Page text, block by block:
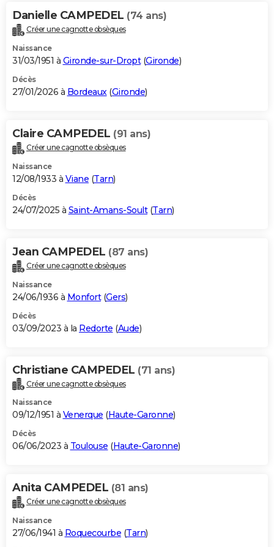
Carte de Noël
Carte Bonne année
Carte Saint-Valentin
Carte Pâques
Carte d'anniversaire
DICTIONNAIRE
Dictionnaire
Biographies
Citations
Expressions
Proverbes
PROGRAMME TV
S'inscrire
Se connecter
Lycées
Collèges
Primaires
Universités
Entreprises
Service militaire
Avis de recherche
AVIS DE DÉCÈS
Bricolage
Lifestyle
Culture
Sport
Auto
Television
Voyage
Cinema
Danielle CAMPEDEL (74 ans)
Créer une cagnotte obsèques
Naissance
31/03/1951 à Gironde-sur-Dropt(Gironde)
Décès
27/01/2026 à Bordeaux(Gironde)
Claire CAMPEDEL (91 ans)
Créer une cagnotte obsèques
Naissance
12/08/1933 à Viane (Tarn)
Décès
24/07/2025 à Saint-Amans-Soult(Tarn)
Jean CAMPEDEL (87 ans)
Créer une cagnotte obsèques
Naissance
24/06/1936 à Monfort(Gers)
Décès
03/09/2023 à la Redorte (Aude)
Christiane CAMPEDEL (71 ans)
Créer une cagnotte obsèques
Naissance
09/12/1951 à Venerque (Haute-Garonne)
Décès
06/06/2023 à Toulouse (Haute-Garonne)
Anita CAMPEDEL (81 ans)
Créer une cagnotte obsèques
Naissance
27/06/1941 à Roquecourbe (Tarn)